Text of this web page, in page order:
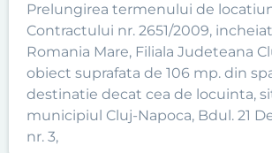
Prelungirea termenului de
Contractului nr. 2651/2009,
Romania Mare, Filiala Judeteana
obiect suprafata de 106 mp. din
destinatie decat cea de locuinta,
municipiul Cluj-Napoca, Bdul. 21
nr. 3,